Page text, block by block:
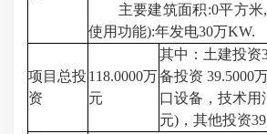
主要建筑面积:0平方米,
使用功能):年发电30万KW.
项目总投
资
118.0000万
元
其中：土建投资
备投资 39.5000
口设备，技术用
元)，其他投资